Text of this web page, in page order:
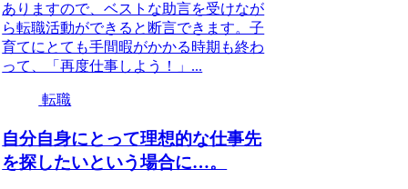
ありますので、ベストな助言を受けなが
ら転職活動ができると断言できます。子
育てにとても手間暇がかかる時期も終わ
って、「再度仕事しよう！」...
転職
自分自身にとって理想的な仕事先
を探したいという場合に…。